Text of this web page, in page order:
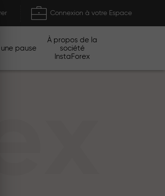
Connexion à votre Espace
pause
À propos de la
société
InstaForex